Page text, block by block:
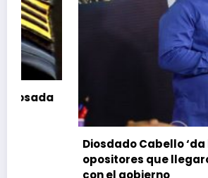
Diosdado Cabello ‘da la
opositores que llegaron al
con el gobierno